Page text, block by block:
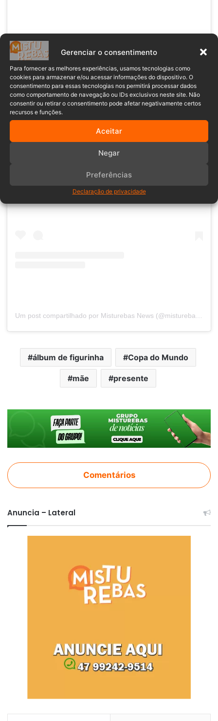
Gerenciar o consentimento
Para fornecer as melhores experiências, usamos tecnologias como
cookies para armazenar e/ou acessar informações do dispositivo. O
consentimento para essas tecnologias nos permitirá processar dados
como comportamento de navegação ou IDs exclusivos neste site. Não
consentir ou retirar o consentimento pode afetar negativamente certos
recursos e funções.
Aceitar
Negar
Preferências
Declaração de privacidade
Ver essa foto no Instagram
Um post compartilhado por Misturebas News (@misturebasnews)
álbum de figurinha Copa do Mundo
mãe presente
Comentários
Anuncia – Lateral